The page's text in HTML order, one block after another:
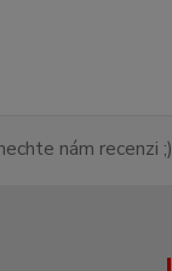
nám recenzi ;)